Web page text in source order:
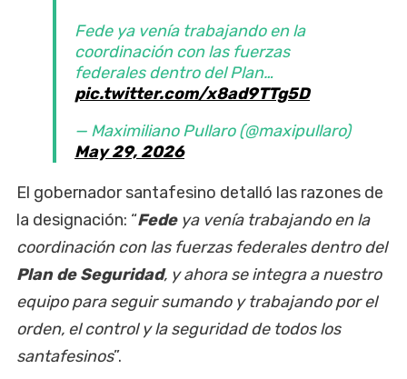
Fede ya venía trabajando en la
coordinación con las fuerzas
federales dentro del Plan…
pic.twitter.com/x8ad9TTg5D
— Maximiliano Pullaro (@maxipullaro)
May 29, 2026
El gobernador santafesino detalló las razones de
la designación: “Fede ya venía trabajando en la
coordinación con las fuerzas federales dentro del
Plan de Seguridad, y ahora se integra a nuestro
equipo para seguir sumando y trabajando por el
orden, el control y la seguridad de todos los
santafesinos”.